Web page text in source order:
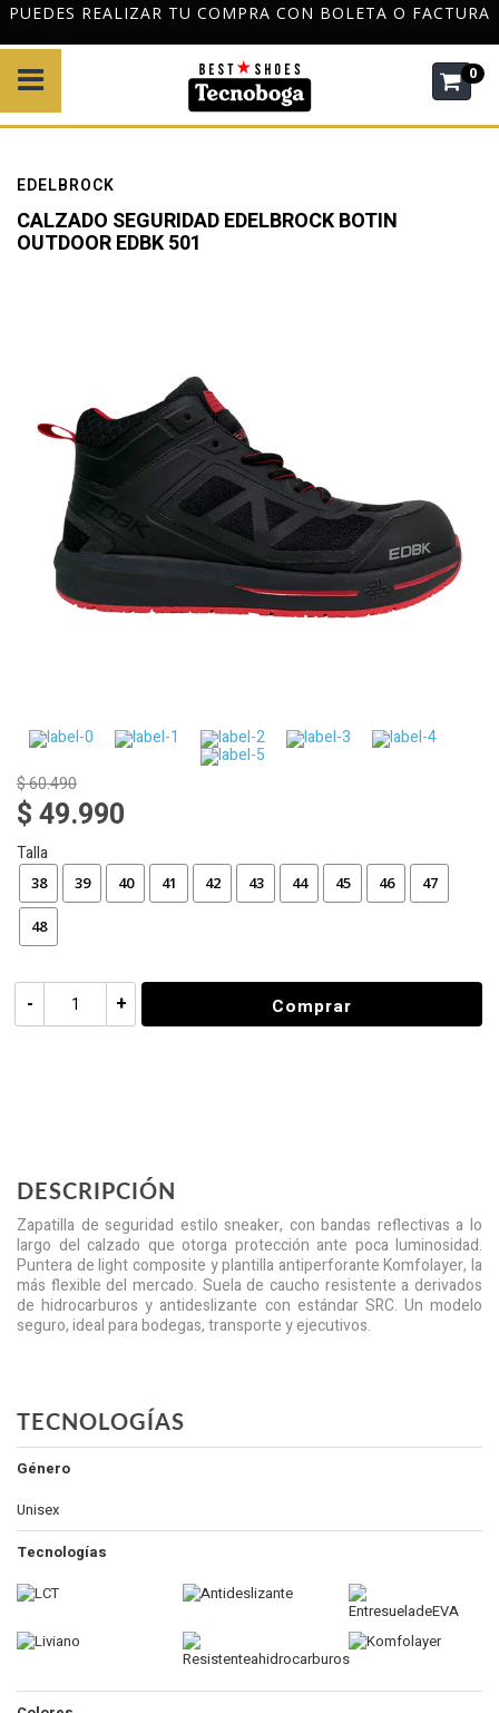
PUEDES REALIZAR TU COMPRA CON BOLETA O FACTURA
0
EDELBROCK
CALZADO SEGURIDAD EDELBROCK BOTIN
OUTDOOR EDBK 501
$ 60.490
$ 49.990
Talla
38 39 40 41 42 43 44 45 46 47
48
+
- Comprar
DESCRIPCIÓN
Zapatilla de seguridad estilo sneaker, con bandas reflectivas a lo
largo del calzado que otorga protección ante poca luminosidad.
Puntera de light composite y plantilla antiperforante Komfolayer, la
más flexible del mercado. Suela de caucho resistente a derivados
de hidrocarburos y antideslizante con estándar SRC. Un modelo
seguro, ideal para bodegas, transporte y ejecutivos.
TECNOLOGÍAS
Género
Unisex
Tecnologías